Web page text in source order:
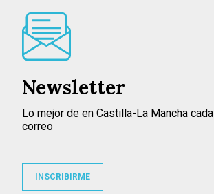
Newsletter
Lo mejor de en Castilla-La Mancha
correo
INSCRIBIRME